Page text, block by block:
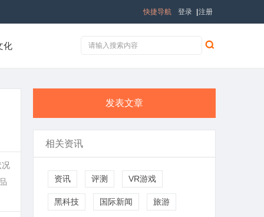
登录 注册
快捷导航
化
况
发表文章
相关资讯
资讯 评测 VR游戏
黑科技 国际新闻 旅游